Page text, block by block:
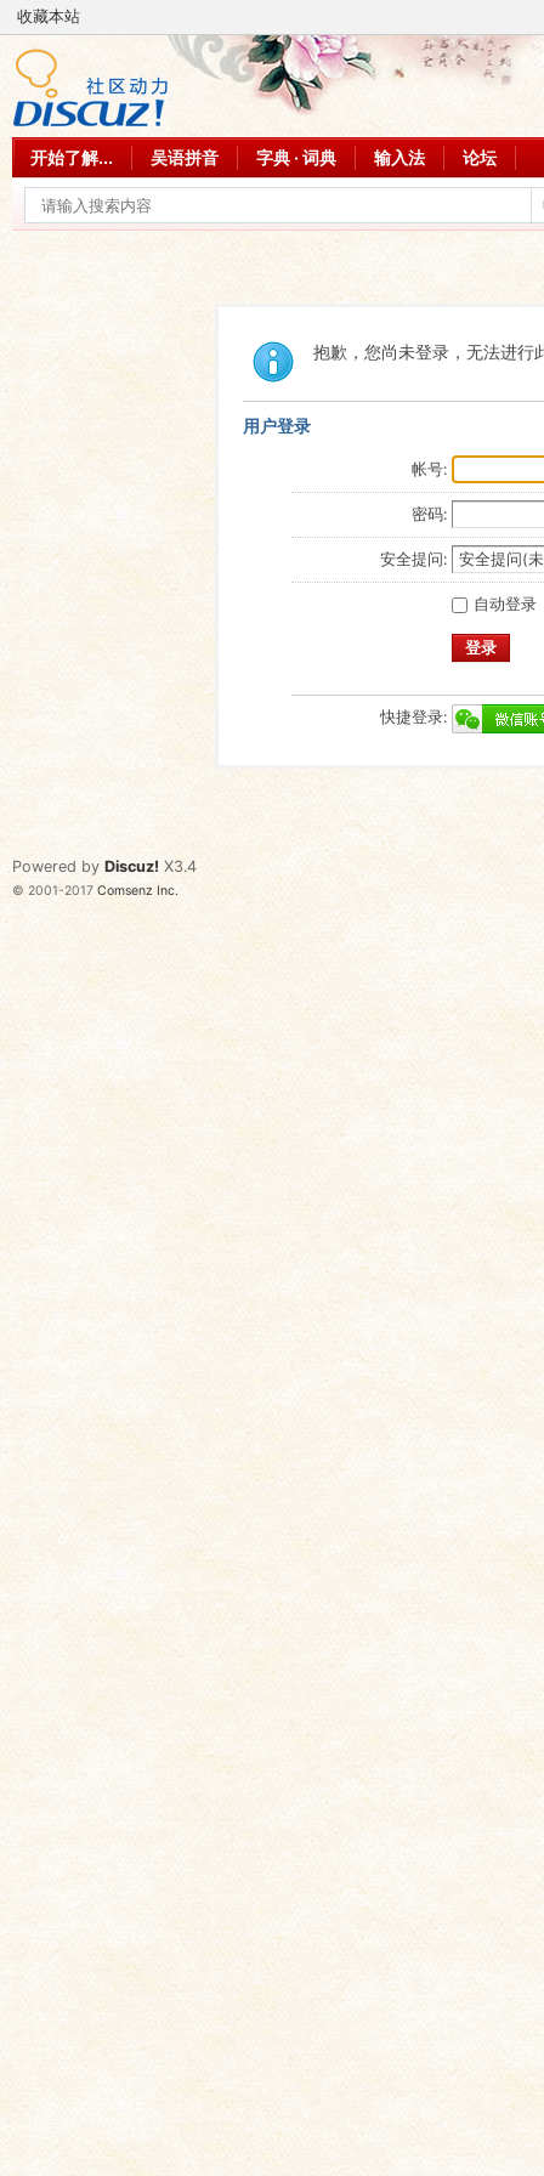
收藏本站
开始了解... 吴语拼音 字典 · 词典 输入法 论坛
抱歉，您尚未登录，无法进行
用户登录
帐号:
密码:
安全提问:
自动登录
登录
快捷登录:
Powered by Discuz! X3.4
© 2001-2017 Comsenz Inc.